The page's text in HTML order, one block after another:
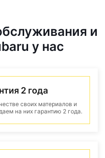
и
у нас
2 года
своих материалов и
на них гарантию 2 года.